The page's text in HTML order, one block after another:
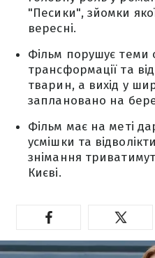
"Песики", зйомки
вересні.
Фільм порушує теми
трансформації та
тварин, а вихід у
заплановано на
Фільм має на меті
усмішки та
знімання
Києві.